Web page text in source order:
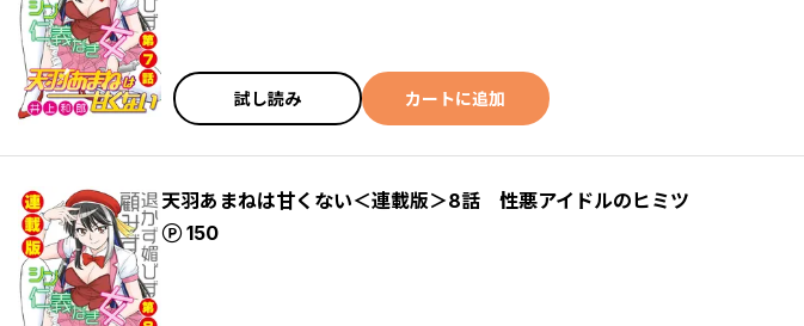
試し読み カートに追加
天羽あまねは甘くない＜連載版＞8話 性悪アイドルのヒミツ
150
ポイント